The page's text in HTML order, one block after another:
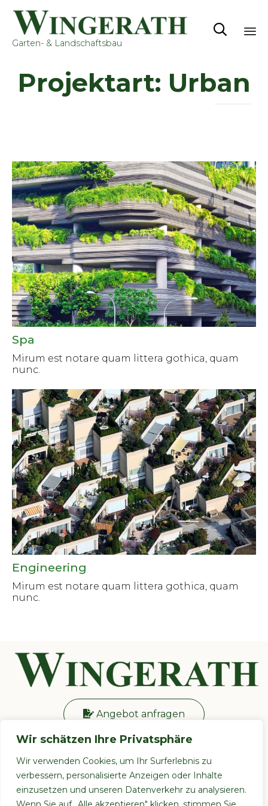
Wir schätzen Ihre Privatsphäre
Wir verwenden Cookies, um Ihr Surferlebnis zu
verbessern, personalisierte Anzeigen oder Inhalte
einzusetzen und unseren Datenverkehr zu analysieren.
Garten- & Landschaftsbau

Projektart: Urban
Spa
Mirum est notare quam littera gothica, quam
nunc.
Engineering
Mirum est notare quam littera gothica, quam
nunc.
Angebot anfragen
Anrufen:+49 (0) 176 84118936
Mo. - Fr. von 08:00 - 17:00 Uhr
Mörikestraße 45, 74906 Bad Rappenau